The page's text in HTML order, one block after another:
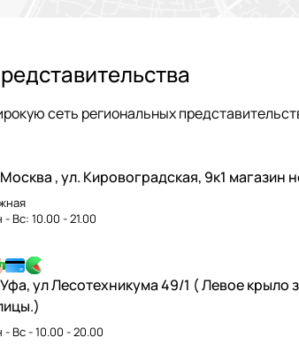
сеть региональных
Москва , ул. Кировоградская, 9к1 магазин
- Вс: 10.00 - 21.00
Уфа, ул Лесотехникума 49/1 ( Левое крыло
- Вс - 10.00 - 20.00